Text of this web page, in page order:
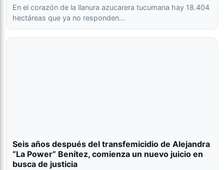
En el corazón de la llanura azucarera tucumana hay 18.404
hectáreas que ya no responden…
Seis años después del transfemicidio de Alejandra
“La Power” Benítez, comienza un nuevo juicio en
busca de justicia